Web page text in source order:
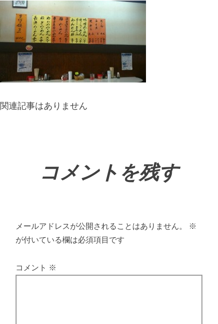
関連記事はありません
コメントを残す
メールアドレスが公開されることはありません。
※
が付いている欄は必須項目です
コメント ※